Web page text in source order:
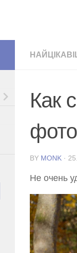
Как
BY MONK ·
Не очень